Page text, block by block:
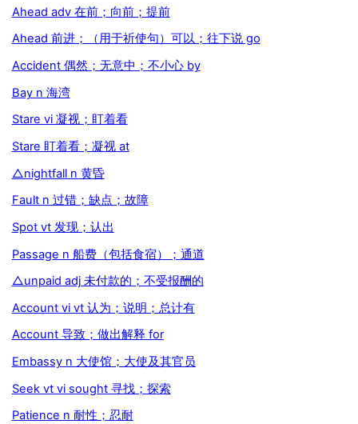
Ahead adv 在前；向前；提前
Ahead 前进；（用于祈使句）可以；往下说 go
Accident 偶然；无意中；不小心 by
Bay n 海湾
Stare vi 凝视；盯着看
Stare 盯着看；凝视 at
△nightfall n 黄昏
Fault n 过错；缺点；故障
Spot vt 发现；认出
Passage n 船费（包括食宿）；通道
△unpaid adj 未付款的；不受报酬的
Account vi vt 认为；说明；总计有
Account 导致；做出解释 for
Embassy n 大使馆；大使及其官员
Seek vt vi sought 寻找；探索
Patience n 耐性；忍耐